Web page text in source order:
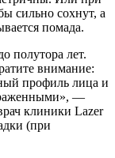
сильно сохнут, а
помада.
полутора лет.
внимание:
профиль лица и
—
клиники Lazer
(при